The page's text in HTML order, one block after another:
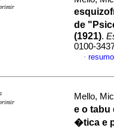
de
(1921).
0100-
·
Mello,
e o
�tica e